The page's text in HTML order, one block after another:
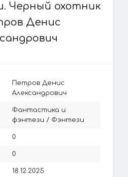
Черный охотник
Денис
Петров Денис
Александрович
Фантастика и
фэнтези / Фэнтези
0
0
18.12.2025